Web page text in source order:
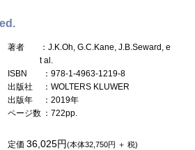
著者
：J.K.Oh, G.C.Kane, J.B.Seward, e
t al.
ISBN
：978-1-4963-1219-8
出版社
：WOLTERS KLUWER
出版年
：2019年
ページ数 ：722pp.
定価36,025円(本体32,750円 ＋ 税)